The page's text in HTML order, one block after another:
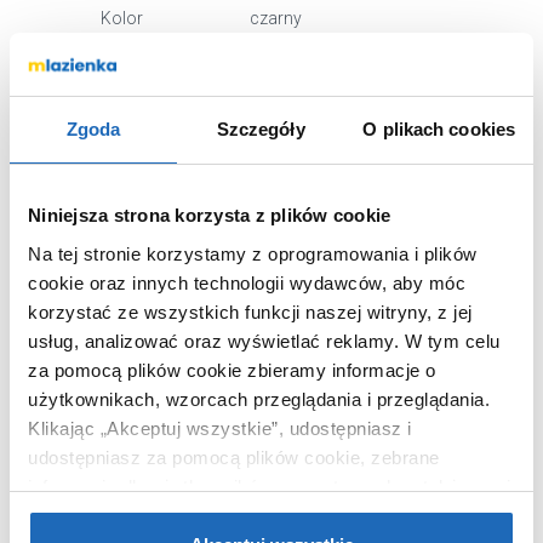
Zgoda Szczegóły O plikach cookies
Niniejsza strona korzysta z plików cookie
Na tej stronie korzystamy z oprogramowania i plików
cookie oraz innych technologii wydawców, aby móc
korzystać ze wszystkich funkcji naszej witryny, z jej
usług, analizować oraz wyświetlać reklamy. W tym celu
za pomocą plików cookie zbieramy informacje o
użytkownikach, wzorcach przeglądania i przeglądania.
Klikając „Akceptuj wszystkie”, udostępniasz i
udostępniasz za pomocą plików cookie, zebrane
informacje dla użytkowników zewnętrznych, a także nasi
partnerzy reklamowi.Jeśli chcesz, włącz „Tylko
Kolor
czarny
deszczownicą
Waga z
5,50 kg
Dane
producenta
Zobacz
KUPOWANE Z